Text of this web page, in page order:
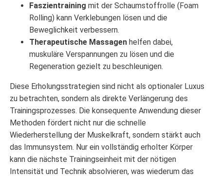
Faszientraining mit der Schaumstoffrolle (Foam
Rolling) kann Verklebungen lösen und die
Beweglichkeit verbessern.
Therapeutische Massagen helfen dabei,
muskuläre Verspannungen zu lösen und die
Regeneration gezielt zu beschleunigen.
Diese Erholungsstrategien sind nicht als optionaler Luxus
zu betrachten, sondern als direkte Verlängerung des
Trainingsprozesses. Die konsequente Anwendung dieser
Methoden fördert nicht nur die schnelle
Wiederherstellung der Muskelkraft, sondern stärkt auch
das Immunsystem. Nur ein vollständig erholter Körper
kann die nächste Trainingseinheit mit der nötigen
Intensität und Technik absolvieren, was wiederum das